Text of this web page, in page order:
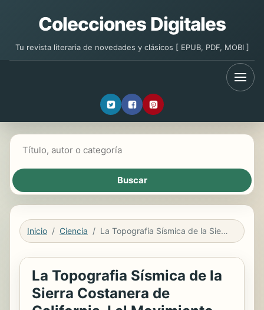
Colecciones Digitales
Tu revista literaria de novedades y clásicos [ EPUB, PDF, MOBI ]
Inicio Ciencia La Topografia Sísmica de la Sierra Costanera de California, I el Movimiento Sísmico del 18 de Abril de 1906 (Classic Reprint)
La Topografia Sísmica de la
Sierra Costanera de